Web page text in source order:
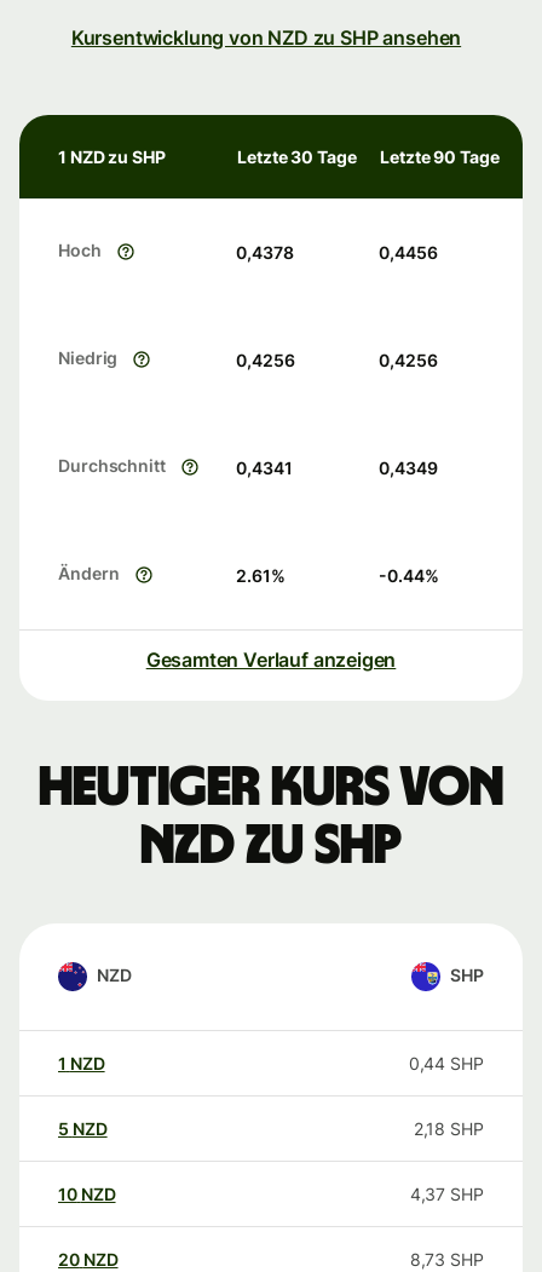
Kursentwicklung von NZD zu SHP ansehen
1 NZD zu SHP Letzte 30 Tage Letzte 90 Tage
Hoch 0,4378 0,4456
Niedrig 0,4256 0,4256
Durchschnitt 0,4341 0,4349
Ändern 2.61% -0.44%
Gesamten Verlauf anzeigen
Heutiger Kurs von
NZD zu SHP
NZD SHP
1 NZD 0,44 SHP
5 NZD 2,18 SHP
10 NZD 4,37 SHP
20 NZD 8,73 SHP